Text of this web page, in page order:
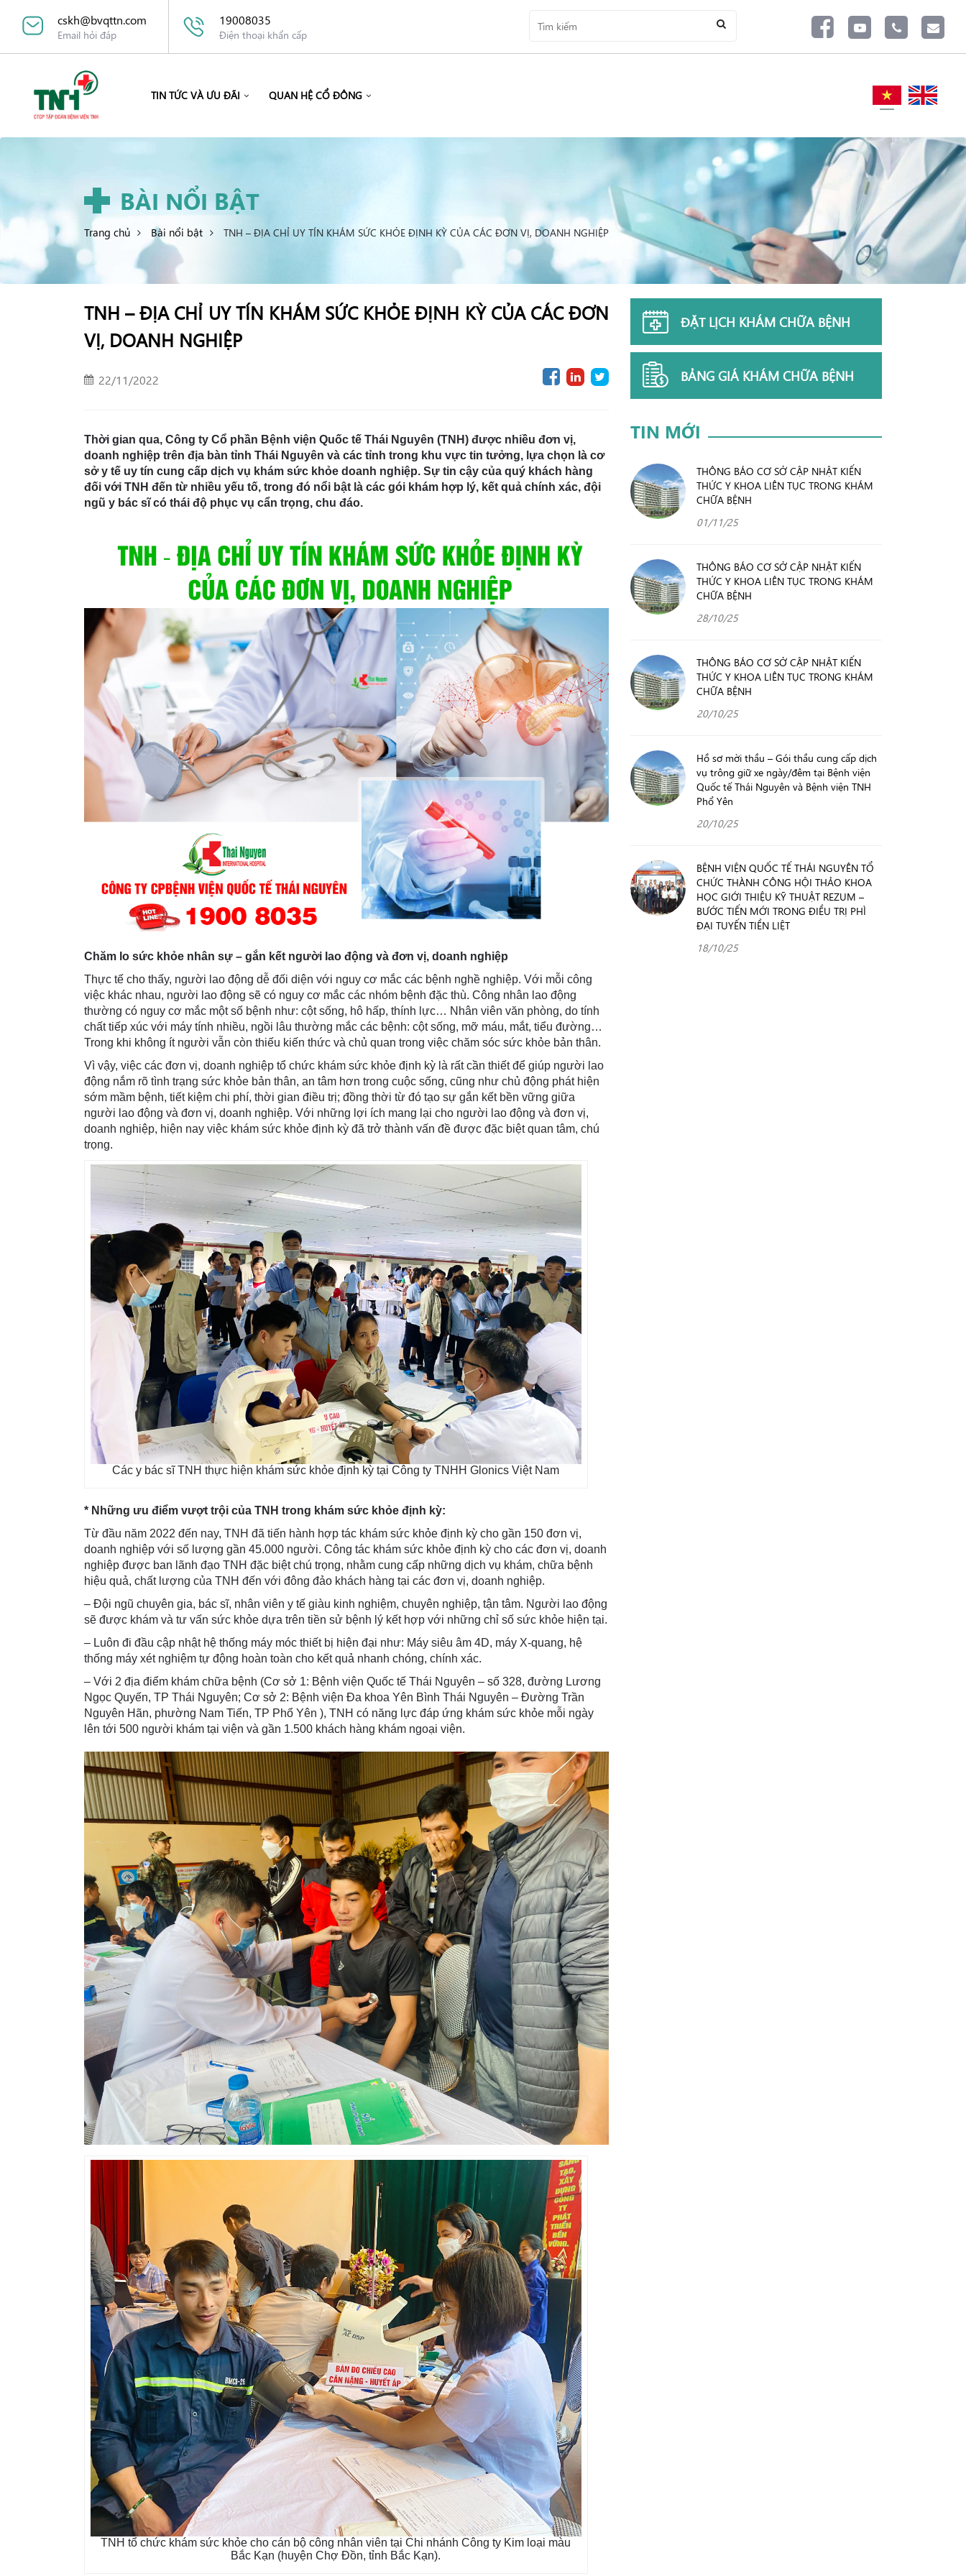
cskh@bvqttn.com
Email hỏi đáp
19008035
Điện thoại khẩn cấp
TIN TỨC VÀ ƯU ĐÃI QUAN HỆ CỔ ĐÔNG
BÀI NỔI BẬT
Trang chủ Bài nổi bật TNH – ĐỊA CHỈ UY TÍN KHÁM SỨC KHỎE ĐỊNH KỲ CỦA CÁC ĐƠN VỊ, DOANH NGHIỆP
TNH – ĐỊA CHỈ UY TÍN KHÁM SỨC KHỎE ĐỊNH KỲ CỦA CÁC ĐƠN
VỊ, DOANH NGHIỆP
22/11/2022
Thời gian qua, Công ty Cổ phần Bệnh viện Quốc tế Thái Nguyên (TNH) được nhiều đơn vị,
doanh nghiệp trên địa bàn tỉnh Thái Nguyên và các tỉnh trong khu vực tin tưởng, lựa chọn là cơ
sở y tế uy tín cung cấp dịch vụ khám sức khỏe doanh nghiệp. Sự tin cậy của quý khách hàng
đối với TNH đến từ nhiều yếu tố, trong đó nổi bật là các gói khám hợp lý, kết quả chính xác, đội
ngũ y bác sĩ có thái độ phục vụ cẩn trọng, chu đáo.
Chăm lo sức khỏe nhân sự – gắn kết người lao động và đơn vị, doanh nghiệp
Thực tế cho thấy, người lao động dễ đối diện với nguy cơ mắc các bệnh nghề nghiệp. Với mỗi công
việc khác nhau, người lao động sẽ có nguy cơ mắc các nhóm bệnh đặc thù. Công nhân lao động
thường có nguy cơ mắc một số bệnh như: cột sống, hô hấp, thính lực… Nhân viên văn phòng, do tính
chất tiếp xúc với máy tính nhiều, ngồi lâu thường mắc các bệnh: cột sống, mỡ máu, mắt, tiểu đường…
Trong khi không ít người vẫn còn thiếu kiến thức và chủ quan trong việc chăm sóc sức khỏe bản thân.
Vì vậy, việc các đơn vị, doanh nghiệp tổ chức khám sức khỏe định kỳ là rất cần thiết để giúp người lao
động nắm rõ tình trạng sức khỏe bản thân, an tâm hơn trong cuộc sống, cũng như chủ động phát hiện
sớm mầm bệnh, tiết kiệm chi phí, thời gian điều trị; đồng thời từ đó tạo sự gắn kết bền vững giữa
người lao động và đơn vị, doanh nghiệp. Với những lợi ích mang lại cho người lao động và đơn vị,
doanh nghiệp, hiện nay việc khám sức khỏe định kỳ đã trở thành vấn đề được đặc biệt quan tâm, chú
trọng.
Các y bác sĩ TNH thực hiện khám sức khỏe định kỳ tại Công ty TNHH Glonics Việt Nam
* Những ưu điểm vượt trội của TNH trong khám sức khỏe định kỳ:
Từ đầu năm 2022 đến nay, TNH đã tiến hành hợp tác khám sức khỏe định kỳ cho gần 150 đơn vị,
doanh nghiệp với số lượng gần 45.000 người. Công tác khám sức khỏe định kỳ cho các đơn vị, doanh
nghiệp được ban lãnh đạo TNH đặc biệt chú trọng, nhằm cung cấp những dịch vụ khám, chữa bệnh
hiệu quả, chất lượng của TNH đến với đông đảo khách hàng tại các đơn vị, doanh nghiệp.
– Đội ngũ chuyên gia, bác sĩ, nhân viên y tế giàu kinh nghiệm, chuyên nghiệp, tận tâm. Người lao động
sẽ được khám và tư vấn sức khỏe dựa trên tiền sử bệnh lý kết hợp với những chỉ số sức khỏe hiện tại.
– Luôn đi đầu cập nhật hệ thống máy móc thiết bị hiện đại như: Máy siêu âm 4D, máy X-quang, hệ
thống máy xét nghiệm tự động hoàn toàn cho kết quả nhanh chóng, chính xác.
– Với 2 địa điểm khám chữa bệnh (Cơ sở 1: Bệnh viện Quốc tế Thái Nguyên – số 328, đường Lương
Ngọc Quyến, TP Thái Nguyên; Cơ sở 2: Bệnh viện Đa khoa Yên Bình Thái Nguyên – Đường Trần
Nguyên Hãn, phường Nam Tiến, TP Phổ Yên ), TNH có năng lực đáp ứng khám sức khỏe mỗi ngày
lên tới 500 người khám tại viện và gần 1.500 khách hàng khám ngoại viện.
TNH tổ chức khám sức khỏe cho cán bộ công nhân viên tại Chi nhánh Công ty Kim loại màu
Bắc Kạn (huyện Chợ Đồn, tỉnh Bắc Kạn).
ĐẶT LỊCH KHÁM CHỮA BỆNH
BẢNG GIÁ KHÁM CHỮA BỆNH
TIN MỚI
THÔNG BÁO CƠ SỞ CẬP NHẬT KIẾN
THỨC Y KHOA LIÊN TỤC TRONG KHÁM
CHỮA BỆNH
01/11/25
THÔNG BÁO CƠ SỞ CẬP NHẬT KIẾN
THỨC Y KHOA LIÊN TỤC TRONG KHÁM
CHỮA BỆNH
28/10/25
THÔNG BÁO CƠ SỞ CẬP NHẬT KIẾN
THỨC Y KHOA LIÊN TỤC TRONG KHÁM
CHỮA BỆNH
20/10/25
Hồ sơ mời thầu – Gói thầu cung cấp dịch
vụ trông giữ xe ngày/đêm tại Bệnh viện
Quốc tế Thái Nguyên và Bệnh viện TNH
Phổ Yên
20/10/25
BỆNH VIỆN QUỐC TẾ THÁI NGUYÊN TỔ
CHỨC THÀNH CÔNG HỘI THẢO KHOA
HỌC GIỚI THIỆU KỸ THUẬT REZUM –
BƯỚC TIẾN MỚI TRONG ĐIỀU TRỊ PHÌ
ĐẠI TUYẾN TIỀN LIỆT
18/10/25